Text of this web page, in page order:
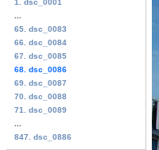
65. dsc_0083
66. dsc_0084
67. dsc_0085
68. dsc_0086
69. dsc_0087
70. dsc_0088
71. dsc_0089
847. dsc_0886